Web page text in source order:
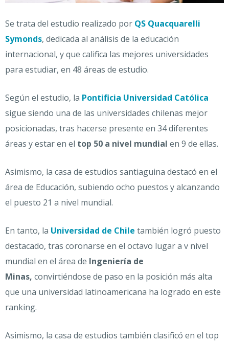
Se trata del estudio realizado por QS Quacquarelli
Symonds, dedicada al análisis de la educación
internacional, y que califica las mejores universidades
para estudiar, en 48 áreas de estudio.
Según el estudio, la Pontificia Universidad Católica
sigue siendo una de las universidades chilenas mejor
posicionadas, tras hacerse presente en 34 diferentes
áreas y estar en el top 50 a nivel mundial en 9 de ellas.
Asimismo, la casa de estudios santiaguina destacó en el
área de Educación, subiendo ocho puestos y alcanzando
el puesto 21 a nivel mundial.
En tanto, la Universidad de Chile también logró puesto
destacado, tras coronarse en el octavo lugar a v nivel
mundial en el área de Ingeniería de
Minas, convirtiéndose de paso en la posición más alta
que una universidad latinoamericana ha logrado en este
ranking.
Asimismo, la casa de estudios también clasificó en el top